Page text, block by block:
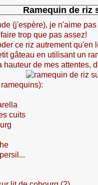
Ramequin de riz
(j'espère), je n'aime
trop que pas assez!
ce riz autrement
gâteau en utilisant un
hauteur de mes attentes,
cuits